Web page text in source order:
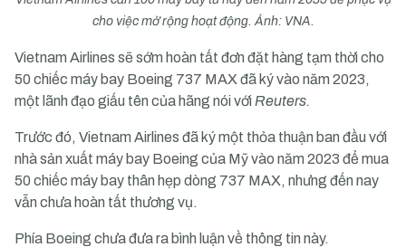
cho việc mở rộng hoạt động. Ảnh: VNA.
Vietnam Airlines sẽ sớm hoàn tất đơn đặt hàng tạm thời cho
50 chiếc máy bay Boeing 737 MAX đã ký vào năm 2023,
một lãnh đạo giấu tên của hãng nói với Reuters.
Trước đó, Vietnam Airlines đã ký một thỏa thuận ban đầu với
nhà sản xuất máy bay Boeing của Mỹ vào năm 2023 để mua
50 chiếc máy bay thân hẹp dòng 737 MAX, nhưng đến nay
vẫn chưa hoàn tất thương vụ.
Phía Boeing chưa đưa ra bình luận về thông tin này.